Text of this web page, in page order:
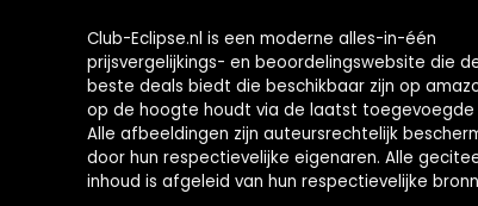
Club-Eclipse.nl is een moderne alles-in-één
prijsvergelijkings- en beoordelingswebsite die
beste deals biedt die beschikbaar zijn op
op de hoogte houdt via de laatst toegevoegde
Alle afbeeldingen zijn auteursrechtelijk
door hun respectievelijke eigenaren. Alle
inhoud is afgeleid van hun respectievelijke